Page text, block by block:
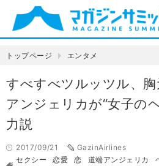
トップページ エンタメ
すべすべツルッツル、
アンジェリカが“女子の
力説
2017/09/21
GazinAirlines
セクシー
恋愛 恋 道端アンジェリカ